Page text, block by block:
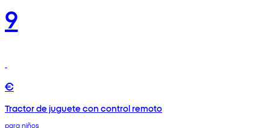
9
€
Tractor de juguete con control remoto
para niños